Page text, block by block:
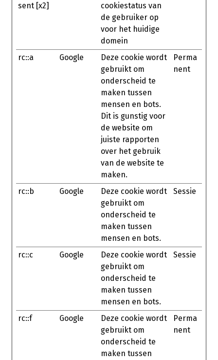
sent [x2]
cookiestatus van
de gebruiker op
voor het huidige
domein
rc::a
Google
Deze cookie wordt
gebruikt om
onderscheid te
maken tussen
mensen en bots.
Dit is gunstig voor
de website om
juiste rapporten
over het gebruik
van de website te
maken.
Perma
nent
rc::b Google
Deze cookie wordt
gebruikt om
onderscheid te
maken tussen
mensen en bots.
Sessie
rc::c Google
Deze cookie wordt
gebruikt om
onderscheid te
maken tussen
mensen en bots.
Sessie
rc::f Google
Deze cookie wordt
gebruikt om
onderscheid te
maken tussen
Perma
nent